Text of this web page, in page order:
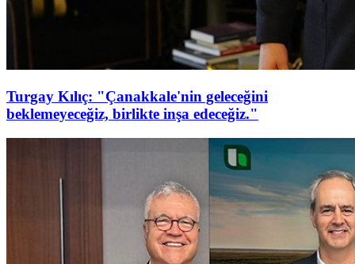
Turgay Kılıç: "Çanakkale'nin geleceğini
beklemeyeceğiz, birlikte inşa edeceğiz."